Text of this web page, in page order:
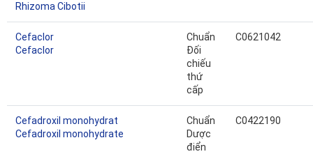
Rhizoma Cibotii
Cefaclor
Cefaclor
Chuẩn
Đối
chiếu
thứ
cấp
C0621042
Cefadroxil monohydrat
Cefadroxil monohydrate
Chuẩn
Dược
điển
C0422190